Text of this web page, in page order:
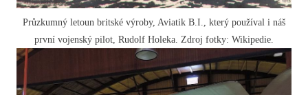
Průzkumný letoun britské výroby, Aviatik B.I., který používal i náš
první vojenský pilot, Rudolf Holeka. Zdroj fotky: Wikipedie.